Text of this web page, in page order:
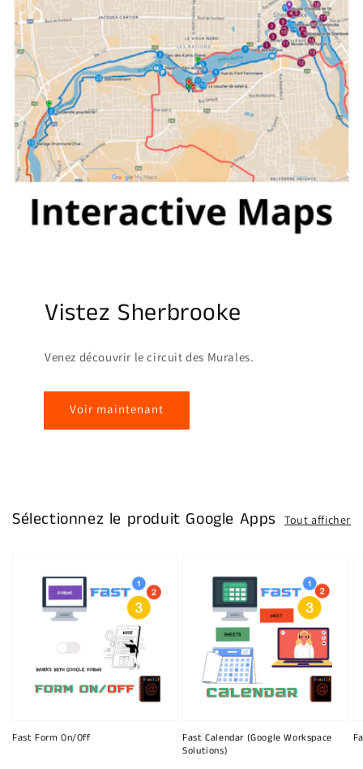
Vistez Sherbrooke
Venez découvrir le circuit des Murales.
Voir maintenant
Sélectionnez le produit Google Apps Tout afficher
Fast Form On/Off
Fast Calendar (Google Workspace
Solutions)